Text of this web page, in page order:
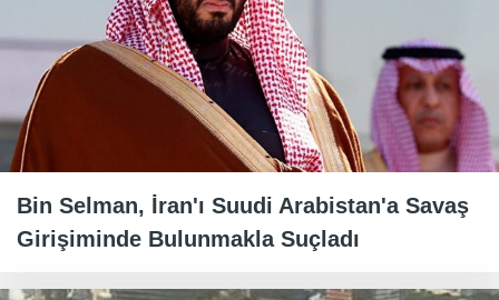
Bin Selman, İran'ı Suudi Arabistan'a Savaş
Girişiminde Bulunmakla Suçladı